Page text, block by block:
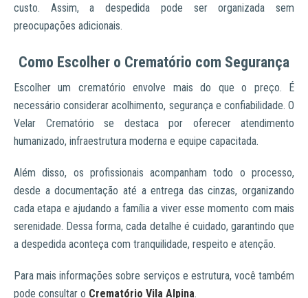
custo. Assim, a despedida pode ser organizada sem
preocupações adicionais.
Como Escolher o Crematório com Segurança
Escolher um crematório envolve mais do que o preço. É
necessário considerar acolhimento, segurança e confiabilidade. O
Velar Crematório se destaca por oferecer atendimento
humanizado, infraestrutura moderna e equipe capacitada.
Além disso, os profissionais acompanham todo o processo,
desde a documentação até a entrega das cinzas, organizando
cada etapa e ajudando a família a viver esse momento com mais
serenidade. Dessa forma, cada detalhe é cuidado, garantindo que
a despedida aconteça com tranquilidade, respeito e atenção.
Para mais informações sobre serviços e estrutura, você também
pode consultar o Crematório Vila Alpina.